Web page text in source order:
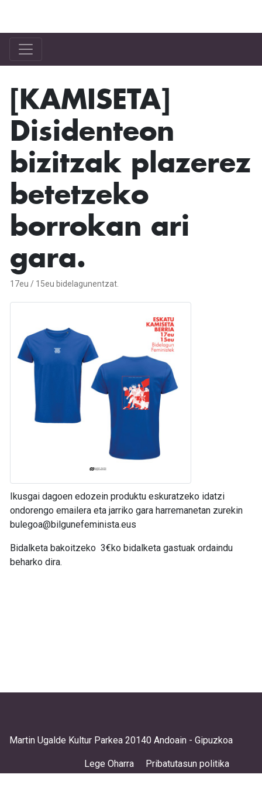
[KAMISETA]
Disidenteon
bizitzak plazerez
betetzeko
borrokan ari
gara.
17eu / 15eu bidelagunentzat.
Ikusgai dagoen edozein produktu eskuratzeko idatzi
ondorengo emailera eta jarriko gara harremanetan zurekin
bulegoa@bilgunefeminista.eus
Bidalketa bakoitzeko 3€ko bidalketa gastuak ordaindu
beharko dira.
Martin Ugalde Kultur Parkea 20140 Andoain - Gipuzkoa
Lege Oharra Pribatutasun politika